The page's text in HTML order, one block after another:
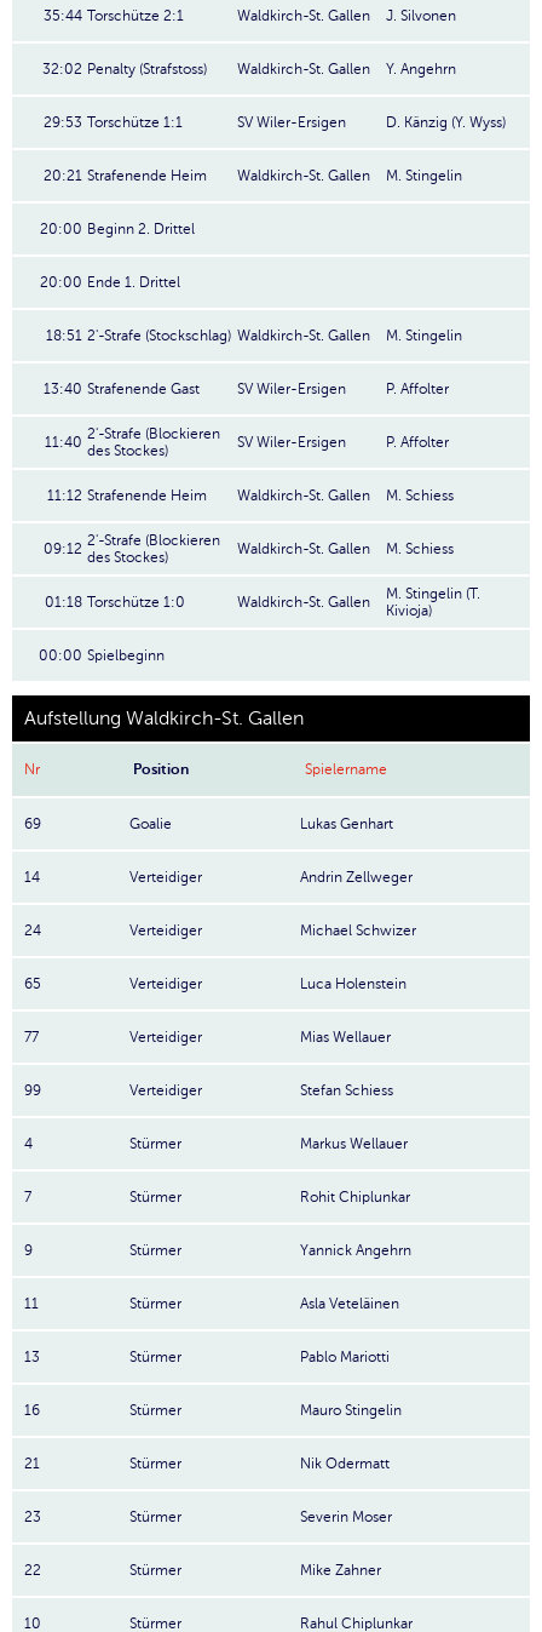
35:44 Torschütze 2:1 Waldkirch-St. Gallen J. Silvonen
32:02 Penalty (Strafstoss) Waldkirch-St. Gallen Y. Angehrn
29:53 Torschütze 1:1 SV Wiler-Ersigen D. Känzig (Y. Wyss)
20:21 Strafenende Heim Waldkirch-St. Gallen M. Stingelin
20:00 Beginn 2. Drittel
20:00 Ende 1. Drittel
18:51 2'-Strafe (Stockschlag) Waldkirch-St. Gallen M. Stingelin
13:40 Strafenende Gast SV Wiler-Ersigen P. Affolter
11:40 2'-Strafe (Blockieren
des Stockes)
SV Wiler-Ersigen P. Affolter
11:12 Strafenende Heim Waldkirch-St. Gallen M. Schiess
09:12 2'-Strafe (Blockieren
des Stockes)
Waldkirch-St. Gallen M. Schiess
01:18 Torschütze 1:0 Waldkirch-St. Gallen
M. Stingelin (T.
Kivioja)
00:00 Spielbeginn
Aufstellung Waldkirch-St. Gallen
Nr Position Spielername
69 Goalie Lukas Genhart
14 Verteidiger Andrin Zellweger
24 Verteidiger Michael Schwizer
65 Verteidiger Luca Holenstein
77 Verteidiger Mias Wellauer
99 Verteidiger Stefan Schiess
4 Stürmer Markus Wellauer
7 Stürmer Rohit Chiplunkar
9 Stürmer Yannick Angehrn
11 Stürmer Asla Veteläinen
13 Stürmer Pablo Mariotti
16 Stürmer Mauro Stingelin
21 Stürmer Nik Odermatt
23 Stürmer Severin Moser
22 Stürmer Mike Zahner
10 Stürmer Rahul Chiplunkar